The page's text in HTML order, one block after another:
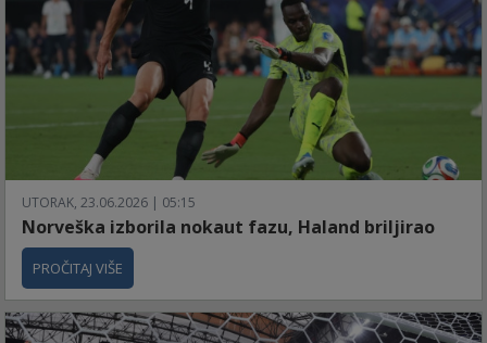
UTORAK, 23.06.2026 | 05:15
Norveška izborila nokaut fazu, Haland briljirao
PROČITAJ VIŠE